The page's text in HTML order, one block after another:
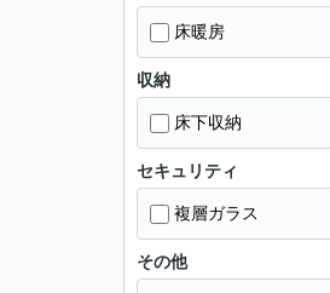
床暖房
収納
床下収納
セキュリティ
複層ガラス
その他